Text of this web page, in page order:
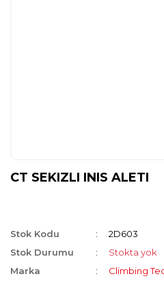
CT SEKIZLI INIS ALETI
Stok Kodu
2D603
Stok Durumu
Stokta yok
Marka
Climbing